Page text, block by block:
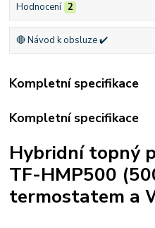
Hodnocení 2
🔴 Návod k obsluze ✔️
Kompletní specifikace
Kompletní specifikace
Hybridní topný
TF-HMP500
termostatem a